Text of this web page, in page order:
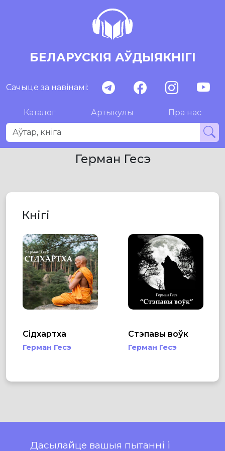
БЕЛАРУСКІЯ АЎДЫЯКНІГІ
Сачыце за навінамі:
Каталог Артыкулы Пра нас
Герман Гесэ
Кнігі
Сідхартха
Герман Гесэ
Стэпавы воўк
Герман Гесэ
Дасылайце вашыя пытанні і